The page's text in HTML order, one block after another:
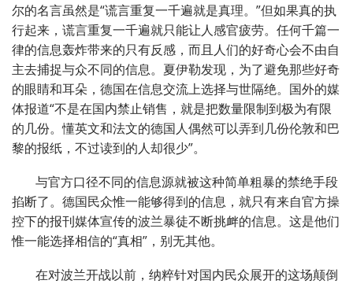
尔的名言虽然是“谎言重复一千遍就是真理。”但如果真的执
行起来，谎言重复一千遍就只能让人感官疲劳。任何千篇一
律的信息轰炸带来的只有反感，而且人们的好奇心会不由自
主去捕捉与众不同的信息。夏伊勒发现，为了避免那些好奇
的眼睛和耳朵，德国在信息交流上选择与世隔绝。国外的媒
体报道“不是在国内禁止销售，就是把数量限制到极为有限
的几份。懂英文和法文的德国人偶然可以弄到几份伦敦和巴
黎的报纸，不过读到的人却很少”。
与官方口径不同的信息源就被这种简单粗暴的禁绝手段
掐断了。德国民众惟一能够得到的信息，就只有来自官方操
控下的报刊媒体宣传的波兰暴徒不断挑衅的信息。这是他们
惟一能选择相信的“真相”，别无其他。
在对波兰开战以前，纳粹针对国内民众展开的这场颠倒